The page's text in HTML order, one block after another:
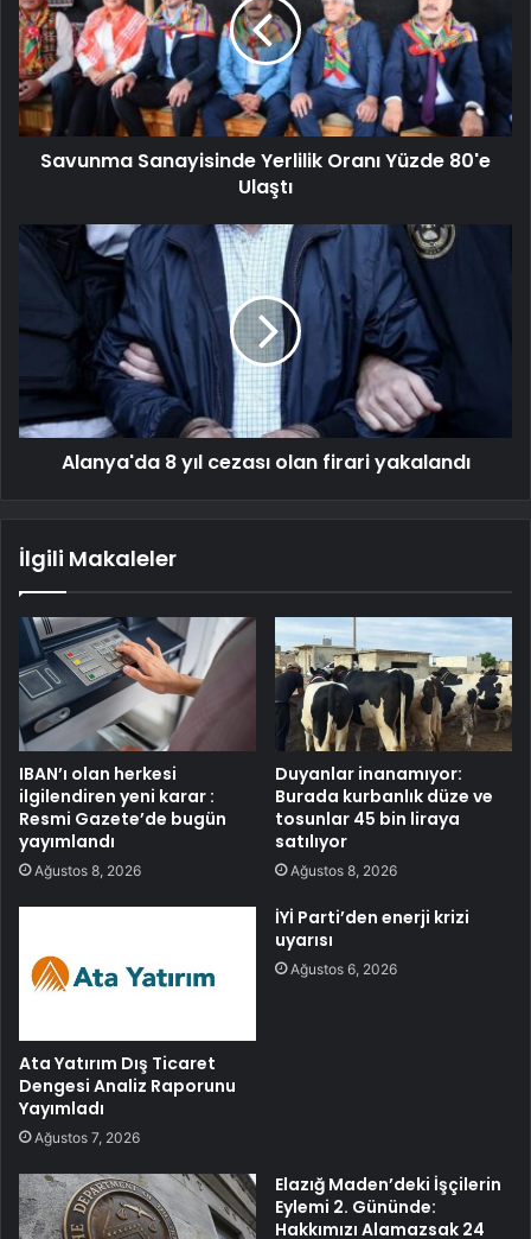
Savunma Sanayisinde Yerlilik Oranı Yüzde 80'e
Ulaştı
Alanya'da 8 yıl cezası olan firari yakalandı
İlgili Makaleler
IBAN’ı olan herkesi
ilgilendiren yeni karar :
Resmi Gazete’de bugün
yayımlandı
Ağustos 8, 2026
Duyanlar inanamıyor:
Burada kurbanlık düze ve
tosunlar 45 bin liraya
satılıyor
Ağustos 8, 2026
Ata Yatırım Dış Ticaret
Dengesi Analiz Raporunu
Yayımladı
Ağustos 7, 2026
İYİ Parti’den enerji krizi
uyarısı
Ağustos 6, 2026
Elazığ Maden’deki İşçilerin
Eylemi 2. Gününde:
Hakkımızı Alamazsak 24